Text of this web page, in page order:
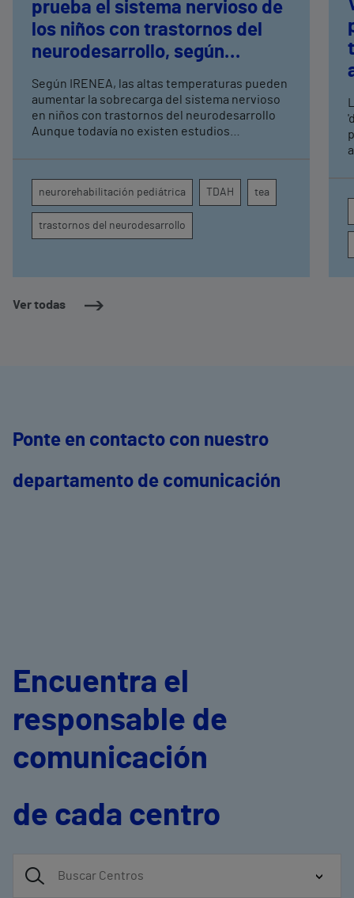
Ver todas
prueba el sistema nervioso de
los niños con trastornos del
neurodesarrollo, según
expertos en
neurorrehabilitación
pediátrica de Vithas
Según IRENEA, las altas temperaturas pueden
aumentar la sobrecarga del sistema nervioso
en niños con trastornos del neurodesarrollo
Aunque todavía no existen estudios
atención, la regulación emocional y la
conducta
neurorehabilitación pediátrica TDAH tea
trastornos del neurodesarrollo
Ponte en contacto con nuestro
departamento de comunicación
Encuentra el
responsable de
comunicación
de cada centro